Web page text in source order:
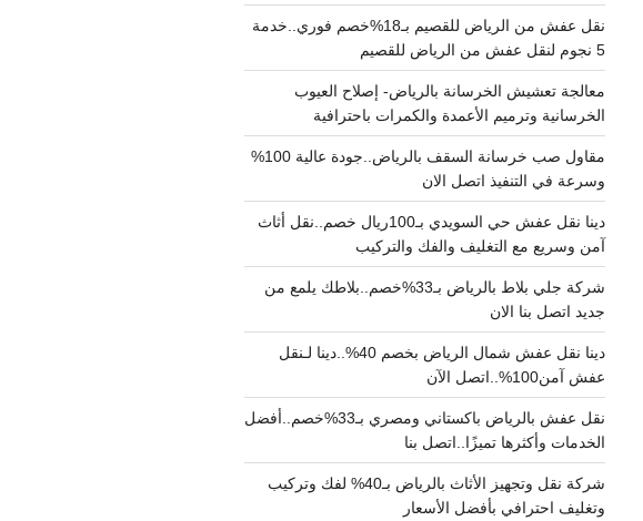
نقل عفش من الرياض للقصيم بـ18%خصم فوري..خدمة
5 نجوم لنقل عفش من الرياض للقصيم
معالجة تعشيش الخرسانة بالرياض- إصلاح العيوب
الخرسانية وترميم الأعمدة والكمرات باحترافية
مقاول صب خرسانة السقف بالرياض..جودة عالية 100%
وسرعة في التنفيذ اتصل الان
دينا نقل عفش حي السويدي بـ100ريال خصم..نقل أثاث
آمن وسريع مع التغليف والفك والتركيب
شركة جلي بلاط بالرياض بـ33%خصم..بلاطك يلمع من
جديد اتصل بنا الان
دينا نقل عفش شمال الرياض بخصم 40%..دينا لـنقل
عفش آمن100%..اتصل الآن
نقل عفش بالرياض باكستاني ومصري بـ33%خصم..أفضل
الخدمات وأكثرها تميزًا..اتصل بنا
شركة نقل وتجهيز الأثاث بالرياض بـ40% لفك وتركيب
وتغليف احترافي بأفضل الأسعار